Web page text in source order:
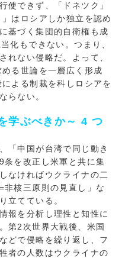
使できず、「ドネツク」
はロシアしか独立を認め
基づく集団的自衛権も成
化もできない。つまり、
れない侵略だ。よって、
る世論を一層広く形成
よる制裁を科しロシアを
らない。
学ぶべきか～ 4 つ
「中国が台湾で同じ動き
条を改正し米軍と共に集
なければウクライナの二
非核三原則の見直し」な
立てている。
報を分析し理性と知性に
第2次世界大戦後、米国
どで侵略を繰り返し、フ
者の人数はウクライナの